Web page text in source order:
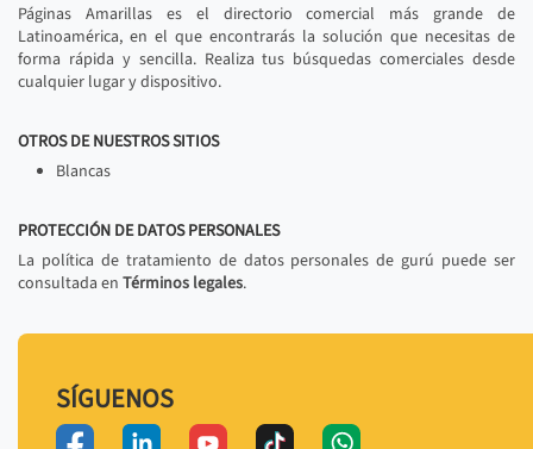
Páginas Amarillas es el directorio comercial más grande de
Latinoamérica, en el que encontrarás la solución que necesitas de
forma rápida y sencilla. Realiza tus búsquedas comerciales desde
cualquier lugar y dispositivo.
OTROS DE NUESTROS SITIOS
Blancas
PROTECCIÓN DE DATOS PERSONALES
La política de tratamiento de datos personales de gurú puede ser
consultada en Términos legales.
SÍGUENOS